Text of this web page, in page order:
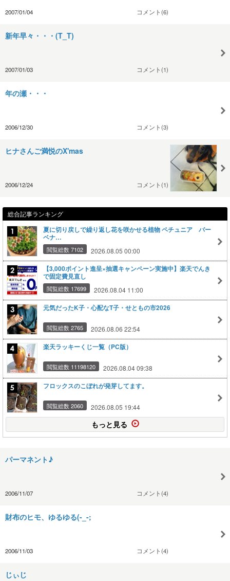
2007/01/04 コメント(6)
新年早々・・・(T_T)
2007/01/03 コメント(1)
年の瀬・・・
2006/12/30 コメント(3)
ヒナさんご満悦のX'mas
2006/12/24 コメント(1)
総合記事ランキング
夏に切り戻しで繰り返し花を咲かせる植物 ペチュニア バー
ベナ…
閲覧総数 7102 2026.08.05 00:00
【3,000ポイント進呈×抽選キャンペーン実施中】楽天でんき
で固定費見直し
閲覧総数 17699 2026.08.04 11:00
元気だったK子・心配なT子・せともの市2026
閲覧総数 2765 2026.08.06 22:54
楽天ラッキーくじ一覧（PC版）
閲覧総数 11198120 2026.08.04 09:38
フロックスのこぼれが発芽してます。
閲覧総数 2060 2026.08.05 19:44
もっと見る
パーマネント♪
2006/11/07 コメント(4)
財布のヒモ、ゆるゆる(-_-;
2006/11/03 コメント(4)
じぃじ